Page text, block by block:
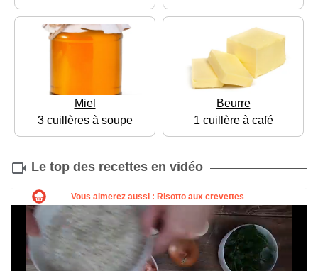
Miel
3 cuillères à soupe
Beurre
1 cuillère à café
Le top des recettes en vidéo